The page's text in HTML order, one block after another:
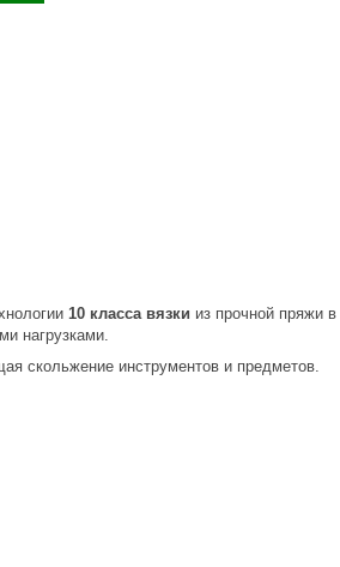
10 класса вязки из прочной пряжи в
нагрузками.
скольжение инструментов и предметов.